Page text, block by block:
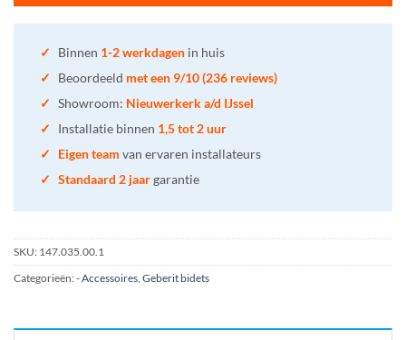
✓ Binnen 1-2 werkdagen in huis
✓
Beoordeeld met een 9/10 (236 reviews)
✓ Showroom: Nieuwerkerk a/d IJssel
✓
Installatie binnen 1,5 tot 2 uur
✓
Eigen team van ervaren installateurs
✓ Standaard 2 jaargarantie
SKU: 147.035.00.1
Categorieën:- Accessoires Geberit bidets